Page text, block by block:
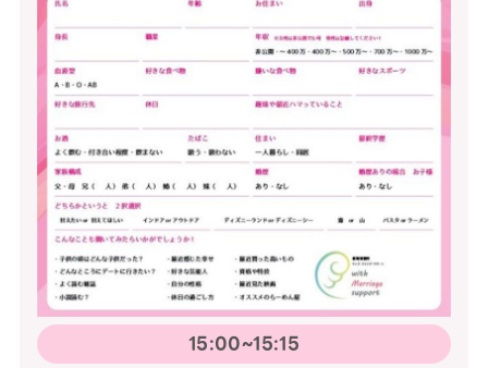
15:00~15:15